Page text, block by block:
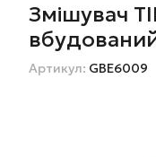
Змішувач
Артикул: GBE6009